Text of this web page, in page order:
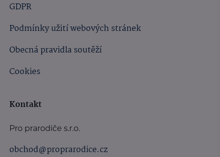
GDPR
Podmínky užití webových stránek
Obecná pravidla soutěží
Cookies
Kontakt
Pro prarodiče s.r.o.
obchod@proprarodice.cz